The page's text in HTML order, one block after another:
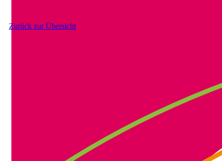
Zurück zur Übersicht